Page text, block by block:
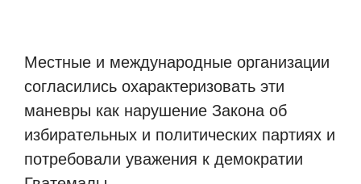
Местные и международные организации
согласились охарактеризовать эти
маневры как нарушение Закона об
избирательных и политических партиях и
потребовали уважения к демократии